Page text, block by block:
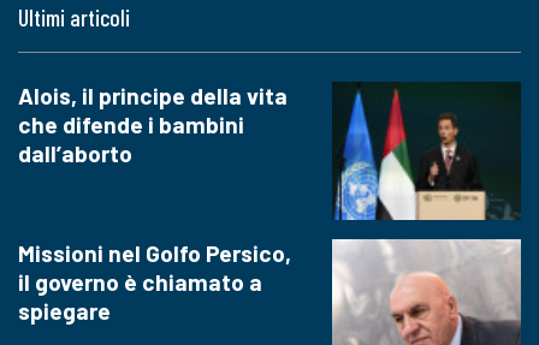
Ultimi articoli
Alois, il principe della vita
che difende i bambini
dall’aborto
Missioni nel Golfo Persico,
il governo è chiamato a
spiegare